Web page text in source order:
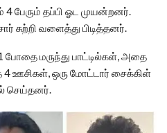
பேரும் தப்பி ஓட முயன்றனர்.
வளைத்து பிடித்தனர்.
போதை மருந்து பாட்டில்கள், அதை
4 ஊசிகள், ஒரு மோட்டார் சைக்கிள்
செய்தனர்.